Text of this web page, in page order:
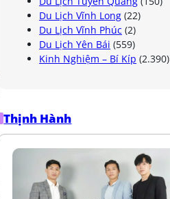
Du Lịch Vĩnh Long (22)
Du Lịch Vĩnh Phúc (2)
Du Lịch Yên Bái (559)
Kinh Nghiệm – Bí Kíp (2.390)
Thịnh Hành